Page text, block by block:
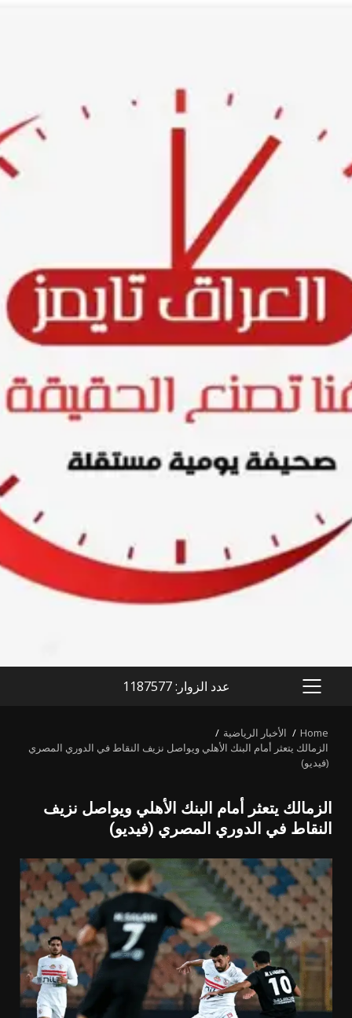
PRIMARY
عدد الزوار: 1187577
Home
الأخبار الرياضية
الزمالك يتعثر أمام البنك الأهلي ويواصل نزيف النقاط في الدوري المصري
(فيديو)
الزمالك يتعثر أمام البنك الأهلي ويواصل نزيف
النقاط في الدوري المصري (فيديو)